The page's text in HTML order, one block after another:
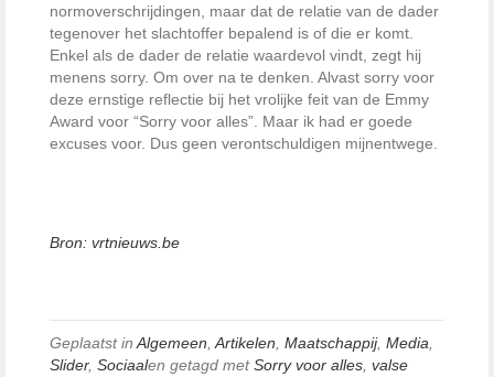
normoverschrijdingen, maar dat de relatie van de dader
tegenover het slachtoffer bepalend is of die er komt.
Enkel als de dader de relatie waardevol vindt, zegt hij
menens sorry. Om over na te denken. Alvast sorry voor
deze ernstige reflectie bij het vrolijke feit van de Emmy
Award voor “Sorry voor alles”. Maar ik had er goede
excuses voor. Dus geen verontschuldigen mijnentwege.
Bron: vrtnieuws.be
Geplaatst inAlgemeen,Artikelen, Maatschappij, Media,
Slider, Sociaalen getagd metSorry voor alles, valse